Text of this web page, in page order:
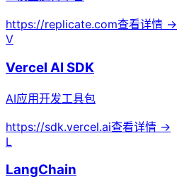
https://replicate.com查看详情 →
V
Vercel AI SDK
AI应用开发工具包
https://sdk.vercel.ai查看详情 →
L
LangChain